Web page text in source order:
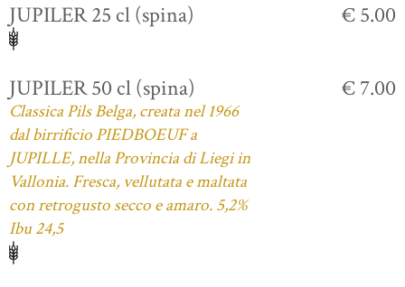
JUPILER 25 cl (spina) € 5.00
JUPILER 50 cl (spina)
Classica Pils Belga, creata nel 1966
dal birrificio PIEDBOEUF a
JUPILLE, nella Provincia di Liegi in
Vallonia. Fresca, vellutata e maltata
con retrogusto secco e amaro. 5,2%
Ibu 24,5
€ 7.00